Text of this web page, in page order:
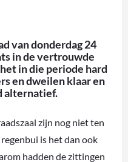
van donderdag 24
in de vertrouwde
in die periode hard
en dweilen klaar en
alternatief.
zijn nog niet ten
is het dan ook
hadden de zittingen